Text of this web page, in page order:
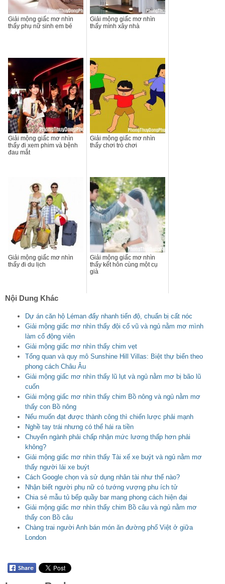
Giải mộng giấc mơ nhìn
thấy phụ nữ sinh em bé
Giải mộng giấc mơ nhìn
thấy mình xây nhà
Giải mộng giấc mơ nhìn
thấy đi xem phim và bệnh
đau mắt
Giải mộng giấc mơ nhìn
thấy chơi trò chơi
Giải mộng giấc mơ nhìn
thấy đi du lịch
Giải mộng giấc mơ nhìn
thấy kết hôn cùng một cụ
già
Nội Dung Khác
Dự án căn hộ Léman đẩy nhanh tiến độ, chuẩn bị cất nóc
Giải mộng giấc mơ nhìn thấy đội cổ vũ và ngủ nằm mơ mình
làm cổ động viên
Giải mộng giấc mơ nhìn thấy chim vẹt
Tổng quan và quy mô Sunshine Hill Villas: Biệt thự biển theo
phong cách Châu Âu
Giải mộng giấc mơ nhìn thấy lũ lụt và ngủ nằm mơ bị bão lũ
cuốn
Giải mộng giấc mơ nhìn thấy chim Bồ nông và ngủ nằm mơ
thấy con Bồ nông
Nếu muốn đạt được thành công thì chiến lược phải mạnh
Nghề tay trái nhưng có thể hái ra tiền
Chuyển ngành phải chấp nhận mức lương thấp hơn phải
không?
Giải mộng giấc mơ nhìn thấy Tài xế xe buýt và ngủ nằm mơ
thấy người lái xe buýt
Cách Google chọn và sử dụng nhân tài như thế nào?
Nhận biết người phụ nữ có tướng vượng phu ích tử
Chia sẻ mẫu tủ bếp quầy bar mang phong cách hiện đại
Giải mộng giấc mơ nhìn thấy chim Bồ câu và ngủ nằm mơ
thấy con Bồ câu
Chàng trai người Anh bán món ăn đường phố Việt ở giữa
London